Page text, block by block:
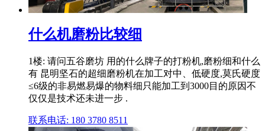
什么机磨粉比较细
1楼: 请问五谷磨坊 用的什么牌子的打粉机,磨粉细和什么
有 昆明坚石的超细磨粉机在加工对中、低硬度,莫氏硬度
≤6级的非易燃易爆的物料细只能加工到3000目的原因不
仅仅是技术还未进一步 .
联系电话: 180 3780 8511